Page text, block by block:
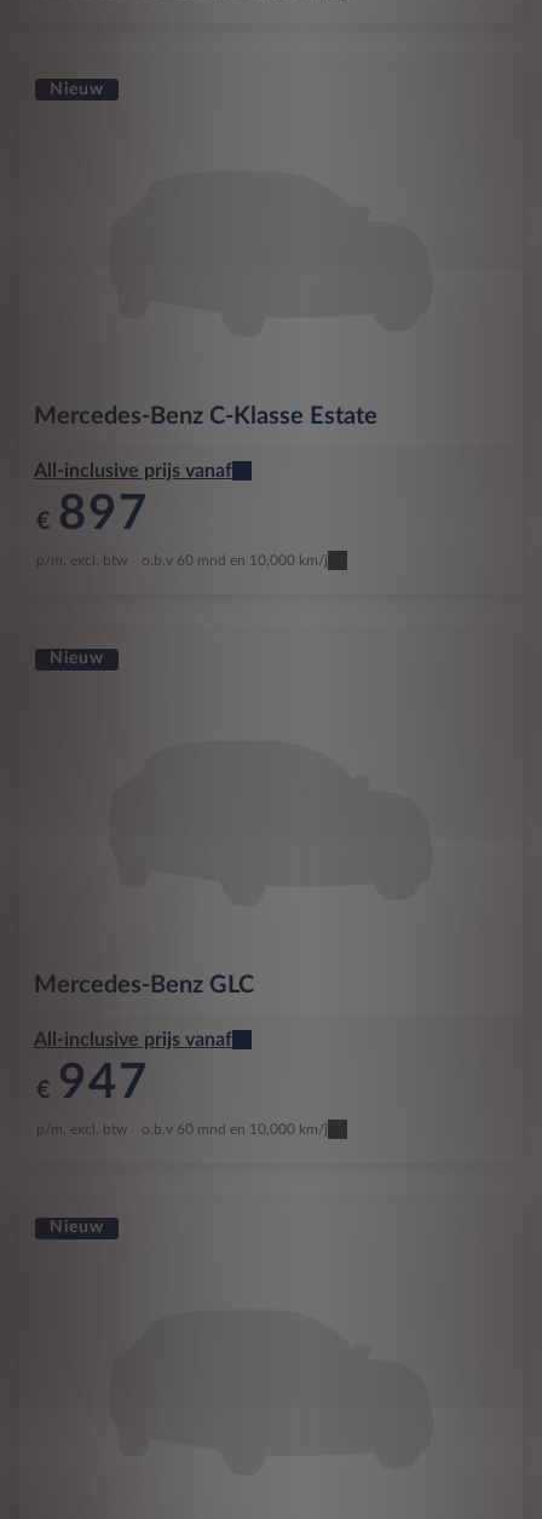
Nieuw
Mercedes-Benz C-Klasse Estate
All-inclusive prijs vanaf
€ 897
p/m. excl. btw o.b.v 60 mnd en 10,000 km/j
Nieuw
Mercedes-Benz GLC
All-inclusive prijs vanaf
€ 947
p/m. excl. btw o.b.v 60 mnd en 10,000 km/j
Nieuw